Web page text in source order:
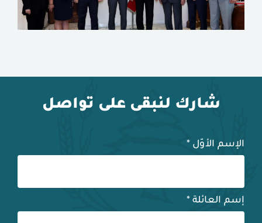
شارك لنبقى على تواصل
الإسم الأوّل *
إسم العائلة *